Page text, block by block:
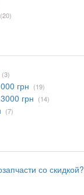
(20)
(3)
грн (19)
грн (14)
(7)
со скидкой?